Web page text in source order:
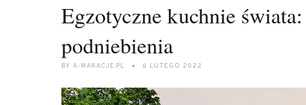
Egzotyczne kuchnie
podniebienia
BY A-WAKACJE.PL 6 LUTEGO 2022